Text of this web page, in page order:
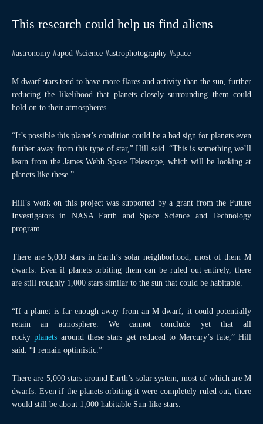
This research could help us find aliens
#astronomy #apod #science #astrophotography #space
M dwarf stars tend to have more flares and activity than the sun, further
reducing the likelihood that planets closely surrounding them could
hold on to their atmospheres.
“It’s possible this planet’s condition could be a bad sign for planets even
further away from this type of star,” Hill said. “This is something we’ll
learn from the James Webb Space Telescope, which will be looking at
planets like these.”
Hill’s work on this project was supported by a grant from the Future
Investigators in NASA Earth and Space Science and Technology
program.
There are 5,000 stars in Earth’s solar neighborhood, most of them M
dwarfs. Even if planets orbiting them can be ruled out entirely, there
are still roughly 1,000 stars similar to the sun that could be habitable.
“If a planet is far enough away from an M dwarf, it could potentially
retain an atmosphere. We cannot conclude yet that all
rockyplanets around these stars get reduced to Mercury’s fate,” Hill
said. “I remain optimistic.”
There are 5,000 stars around Earth’s solar system, most of which are M
dwarfs. Even if the planets orbiting it were completely ruled out, there
would still be about 1,000 habitable Sun-like stars.